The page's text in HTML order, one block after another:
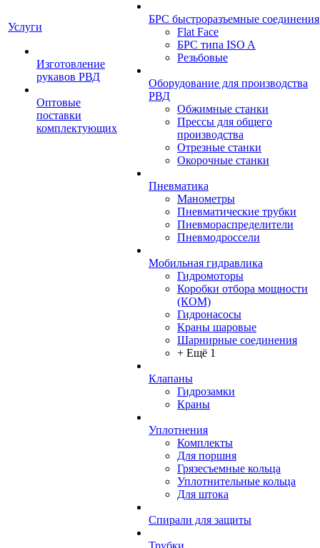
Услуги
Изготовление
рукавов РВД
Оптовые
поставки
комплектующих
БРС быстроразъемные соединения
Flat Face
БРС типа ISO A
Резьбовые
Оборудование для производства
РВД
Обжимные станки
Прессы для общего
производства
Отрезные станки
Окорочные станки
Пневматика
Манометры
Пневматические трубки
Пневмораспределители
Пневмодроссели
Мобильная гидравлика
Гидромоторы
Коробки отбора мощности
(КОМ)
Гидронасосы
Краны шаровые
Шарнирные соединения
+ Ещё 1
Клапаны
Гидрозамки
Краны
Уплотнения
Комплекты
Для поршня
Грязесъемные кольца
Уплотнительные кольца
Для штока
Спирали для защиты
Трубки